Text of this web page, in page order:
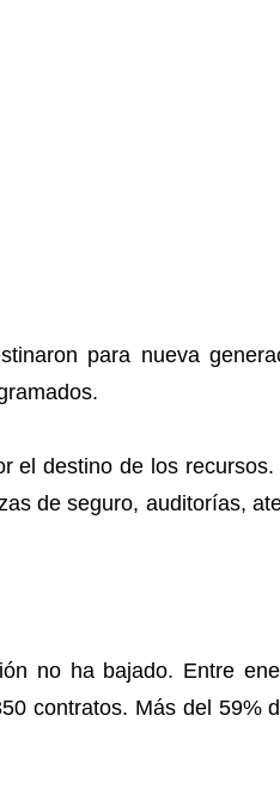
para nueva
el destino de los
de seguro, auditorías,
no ha bajado. Entre
contratos. Más del 59%